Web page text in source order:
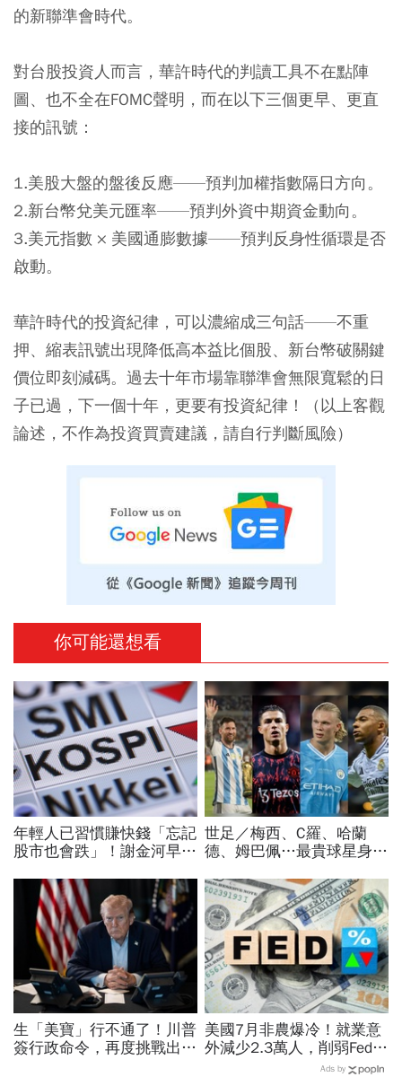
的新聯準會時代。
對台股投資人而言，華許時代的判讀工具不在點陣
圖、也不全在FOMC聲明，而在以下三個更早、更直
接的訊號：
1.美股大盤的盤後反應——預判加權指數隔日方向。
2.新台幣兌美元匯率——預判外資中期資金動向。
3.美元指數 × 美國通膨數據——預判反身性循環是否
啟動。
華許時代的投資紀律，可以濃縮成三句話——不重
押、縮表訊號出現降低高本益比個股、新台幣破關鍵
價位即刻減碼。過去十年市場靠聯準會無限寬鬆的日
子已過，下一個十年，更要有投資紀律！（以上客觀
論述，不作為投資買賣建議，請自行判斷風險）
你可能還想看
年輕人已習慣賺快錢「忘記
股市也會跌」！謝金河早一
出事：根本把投資人丟火坑
世足／梅西、C羅、哈蘭
德、姆巴佩…最貴球星身價
國560億是墊底球隊77倍
生「美寶」行不通了！川普
簽行政命令，再度挑戰出生
美國7月非農爆冷！就業意
外減少2.3萬人，削弱Fed升
息機率...金價大漲逾7%，
Ads by